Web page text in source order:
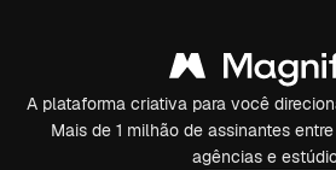
A plataforma criativa para você
Mais de 1 milhão de assinantes
agências e